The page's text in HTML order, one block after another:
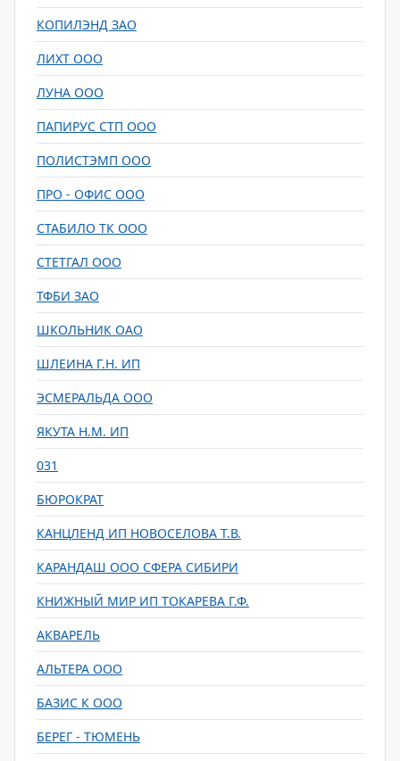
КОПИЛЭНД ЗАО
ЛИХТ ООО
ЛУНА ООО
ПАПИРУС СТП ООО
ПОЛИСТЭМП ООО
ПРО - ОФИС ООО
СТАБИЛО ТК ООО
СТЕТГАЛ ООО
ТФБИ ЗАО
ШКОЛЬНИК ОАО
ШЛЕИНА Г.Н. ИП
ЭСМЕРАЛЬДА ООО
ЯКУТА Н.М. ИП
031
БЮРОКРАТ
КАНЦЛЕНД ИП НОВОСЕЛОВА Т.В.
КАРАНДАШ ООО СФЕРА СИБИРИ
КНИЖНЫЙ МИР ИП ТОКАРЕВА Г.Ф.
АКВАРЕЛЬ
АЛЬТЕРА ООО
БАЗИС К ООО
БЕРЕГ - ТЮМЕНЬ